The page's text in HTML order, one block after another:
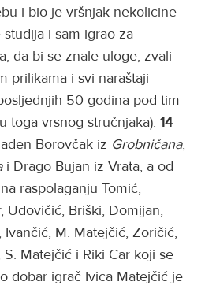
i bio je vršnjak nekolicine
i sam igrao za
da bi se znale uloge, zvali
prilikama i svi naraštaji
50 godina pod tim
toga vrsnog stručnjaka). 14
Borovčak iz Grobničana,
i Drago Bujan iz Vrata, a od
raspolaganju Tomić,
Udovičić, Briški, Domijan,
M. Matejčić, Zoričić,
Matejčić i Riki Car koji se
dobar igrač Ivica Matejčić je